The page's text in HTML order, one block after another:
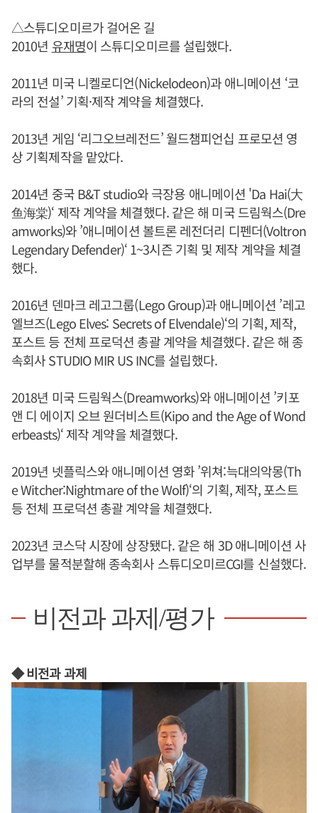
△스튜디오미르가 걸어온 길
2010년 유재명이 스튜디오미르를 설립했다.
2011년 미국 니켈로디언(Nickelodeon)과 애니메이션 ‘코
라의 전설’ 기획·제작 계약을 체결했다.
2013년 게임 ‘리그오브레전드’ 월드챔피언십 프로모션 영
상 기획제작을 맡았다.
2014년 중국 B&T studio와 극장용 애니메이션 'Da Hai(大
鱼海棠)‘ 제작 계약을 체결했다. 같은 해 미국 드림웍스(Dre
amworks)와 ’애니메이션 볼트론 레전더리 디펜더(Voltron
Legendary Defender)‘ 1~3시즌 기획 및 제작 계약을 체결
했다.
2016년 덴마크 레고그룹(Lego Group)과 애니메이션 ’레고
엘브즈(Lego Elves: Secrets of Elvendale)‘의 기획, 제작,
포스트 등 전체 프로덕션 총괄 계약을 체결했다. 같은 해 종
속회사 STUDIO MIR US INC를 설립했다.
2018년 미국 드림웍스(Dreamworks)와 애니메이션 ’키포
앤 디 에이지 오브 원더비스트(Kipo and the Age of Wond
erbeasts)‘ 제작 계약을 체결했다.
2019년 넷플릭스와 애니메이션 영화 ’위쳐:늑대의악몽(Th
e Witcher:Nightmare of the Wolf)‘의 기획, 제작, 포스트
등 전체 프로덕션 총괄 계약을 체결했다.
2023년 코스닥 시장에 상장됐다. 같은 해 3D 애니메이션 사
업부를 물적분할해 종속회사 스튜디오미르CGI를 신설했다.
비전과 과제/평가
◆ 비전과 과제